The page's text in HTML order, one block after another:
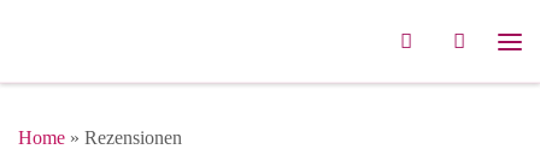
Search
Home » Rezensionen